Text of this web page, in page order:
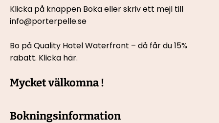
Klicka på knappen Boka eller skriv ett mejl till
info@porterpelle.se
Bo på Quality Hotel Waterfront – då får du 15%
rabatt. Klicka här.
Mycket välkomna !
Bokningsinformation